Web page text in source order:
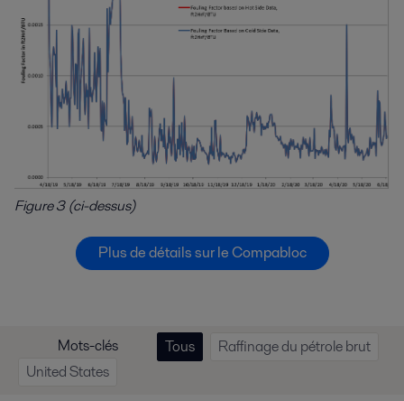
Figure 3 (ci-dessus)
Plus de détails sur le Compabloc
Mots-clés Tous
Raffinage du pétrole brut
United States